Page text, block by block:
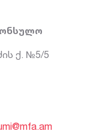
ქ. №5/5